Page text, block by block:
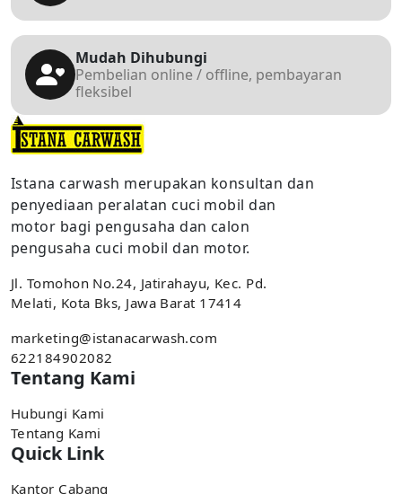
Mudah Dihubungi
Pembelian online / offline, pembayaran
fleksibel
Istana carwash merupakan konsultan dan
penyediaan peralatan cuci mobil dan
motor bagi pengusaha dan calon
pengusaha cuci mobil dan motor.
Jl. Tomohon No.24, Jatirahayu, Kec. Pd.
Melati, Kota Bks, Jawa Barat 17414
marketing@istanacarwash.com
622184902082
Tentang Kami
Hubungi Kami
Tentang Kami
Quick Link
Kantor Cabang